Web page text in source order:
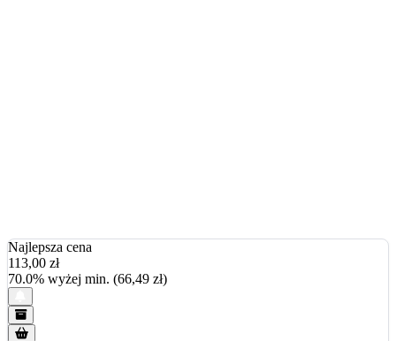
Najlepsza cena
113,00 zł
70.0% wyżej min. (66,49 zł)